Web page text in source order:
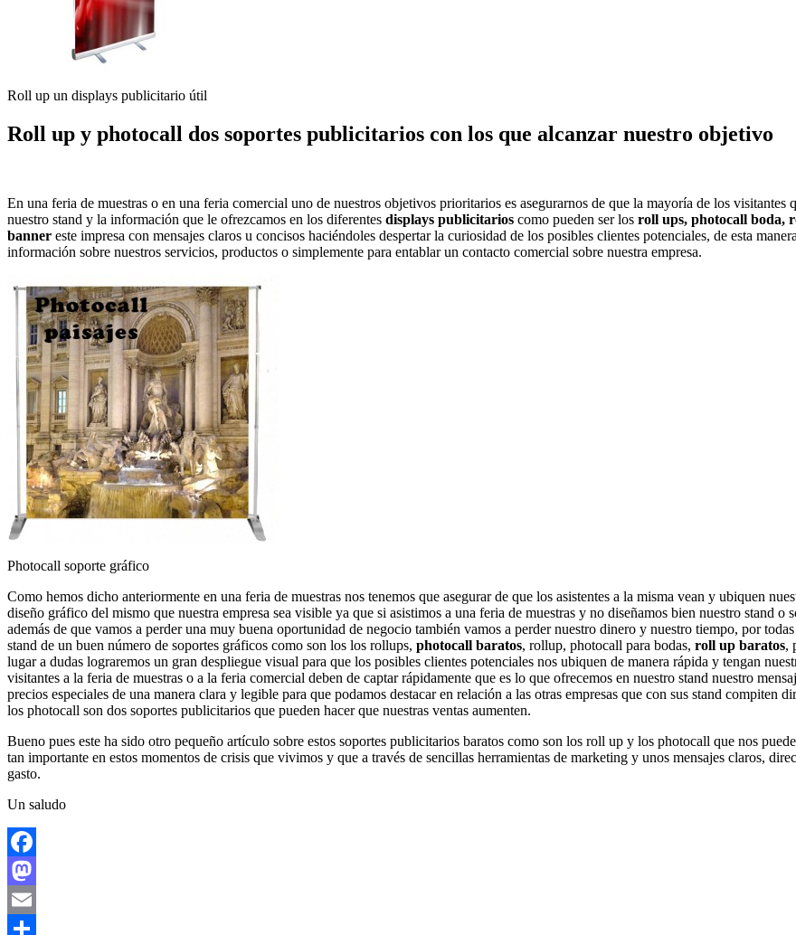
Roll up un displays publicitario útil
Roll up y photocall dos soportes publicitarios con los que alcanzar nuestro objetivo
En una feria de muestras o en una feria comercial uno de nuestros objetivos prioritarios es asegurarnos de que la mayoría de los visitantes
nuestro stand y la información que le ofrezcamos en los diferentes displays publicitarios como pueden ser los roll ups, photocall boda,
banner este impresa con mensajes claros u concisos haciéndoles despertar la curiosidad de los posibles clientes potenciales, de esta
información sobre nuestros servicios, productos o simplemente para entablar un contacto comercial sobre nuestra empresa.
Photocall soporte gráfico
Como hemos dicho anteriormente en una feria de muestras nos tenemos que asegurar de que los asistentes a la misma vean y ubiquen
diseño gráfico del mismo que nuestra empresa sea visible ya que si asistimos a una feria de muestras y no diseñamos bien nuestro stand
además de que vamos a perder una muy buena oportunidad de negocio también vamos a perder nuestro dinero y nuestro tiempo, por
stand de un buen número de soportes gráficos como son los los rollups, photocall baratos, rollup, photocall para bodas, roll up baratos,
lugar a dudas lograremos un gran despliegue visual para que los posibles clientes potenciales nos ubiquen de manera rápida y tengan
visitantes a la feria de muestras o a la feria comercial deben de captar rápidamente que es lo que ofrecemos en nuestro stand nuestro
precios especiales de una manera clara y legible para que podamos destacar en relación a las otras empresas que con sus stand compiten
los photocall son dos soportes publicitarios que pueden hacer que nuestras ventas aumenten.
Bueno pues este ha sido otro pequeño artículo sobre estos soportes publicitarios baratos como son los roll up y los photocall que nos
tan importante en estos momentos de crisis que vivimos y que a través de sencillas herramientas de marketing y unos mensajes claros,
gasto.
Un saludo
Facebook
Mastodon
Email